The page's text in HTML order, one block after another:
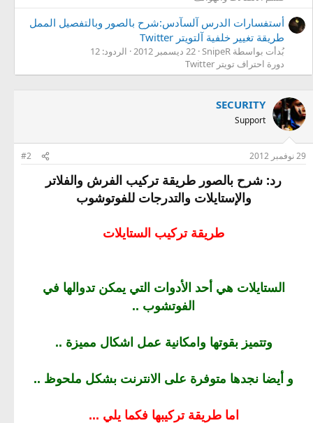
أستفسارات الدرس آلسآدس:شرح بالصور وبالتفصيل الممل
طريقة تغيير خلفية آلتويتر Twitter
بُدأت بواسطة SnipeR 22 ديسمبر 2012
الردود: 12
دورة احتراف تويتر Twitter
SECURITY
Support
29 نوفمبر 2012 #2
رد: شرح بالصور طريقة تركيب الفرش والفلاتر
والإستايلات والتدرجات للفوتوشوب
طريقة تركيب الستايلات
الستايلات هي أحد الأدوات التي يمكن تدوالها في
الفوتشوب ..
وتتميز بقوتها وامكانية عمل اشكال مميزة ..
و أيضا نجدها متوفرة على الانترنت بشكل ملحوظ ..
اما طريقة تركيبها فكما يلي ...